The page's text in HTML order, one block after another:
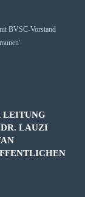
LEITUNG
LAUZI